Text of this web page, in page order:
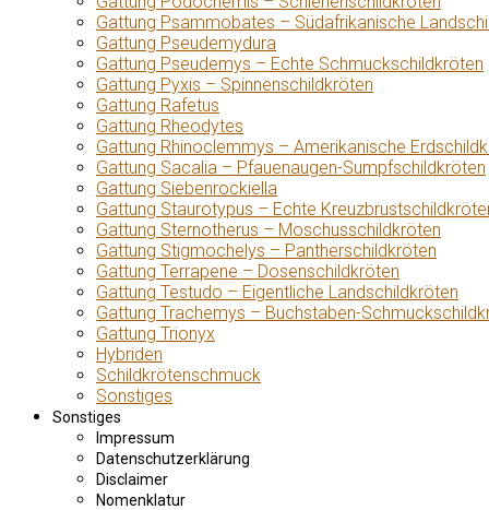
Gattung Psammobates – Südafrikanische
Gattung Pseudemydura
Gattung Pseudemys – Echte Schmuckschildkröten
Gattung Pyxis – Spinnenschildkröten
Gattung Rafetus
Gattung Rheodytes
Gattung Rhinoclemmys – Amerikanische
Gattung Sacalia – Pfauenaugen-Sumpfschildkröten
Gattung Siebenrockiella
Gattung Staurotypus – Echte
Gattung Sternotherus – Moschusschildkröten
Gattung Stigmochelys – Pantherschildkröten
Gattung Terrapene – Dosenschildkröten
Gattung Testudo – Eigentliche Landschildkröten
Gattung Trachemys – Buchstaben-
Gattung Trionyx
Hybriden
Schildkrötenschmuck
Sonstiges
Sonstiges
Impressum
Datenschutzerklärung
Disclaimer
Nomenklatur